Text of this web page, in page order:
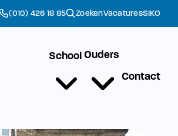
(010) 426 18 85 ZoekenVacaturesSIKO
School Ouders
Contact